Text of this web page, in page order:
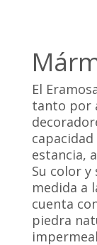
El
tanto por
estancia,
Su color
medida a
cuenta
piedra